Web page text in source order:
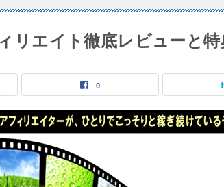
リエイト徹底レビューと特
0